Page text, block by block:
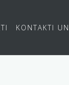
KONTAKTI